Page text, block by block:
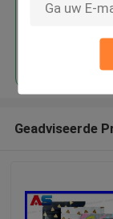
Geadviseerde